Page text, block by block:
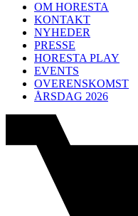
OM HORESTA
KONTAKT
NYHEDER
PRESSE
HORESTA PLAY
EVENTS
OVERENSKOMST
ÅRSDAG 2026